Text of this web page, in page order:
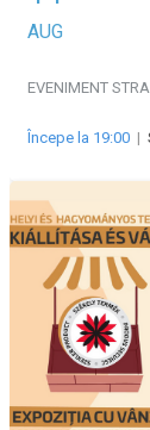
AUG
EVENIMENT
Începe la 19:00 |